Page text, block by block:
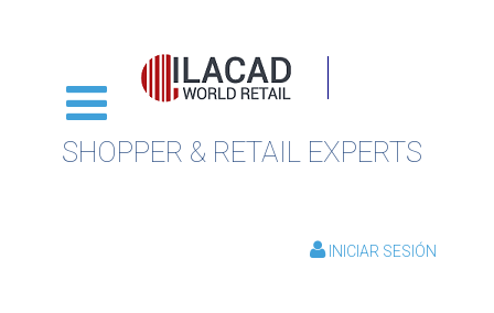
SHOPPER & RETAIL EXPERTS
INICIAR SESIÓN